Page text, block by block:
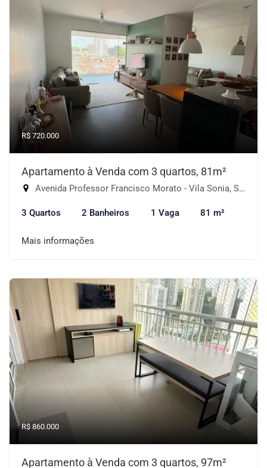
R$ 720.000
Apartamento à Venda com 3 quartos, 81m²
Avenida Professor Francisco Morato - Vila Sonia, São Paulo-SP
3 Quartos 2 Banheiros 1 Vaga 81 m²
Mais informações
R$ 860.000
Apartamento à Venda com 3 quartos, 97m²